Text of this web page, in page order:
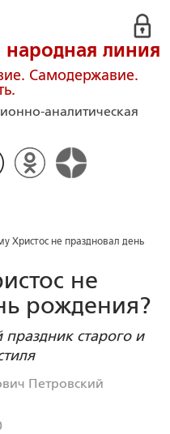
народная линия
Самодержавие.
аналитическая
Христос не праздновал день
не
рождения?
старого и
Петровский